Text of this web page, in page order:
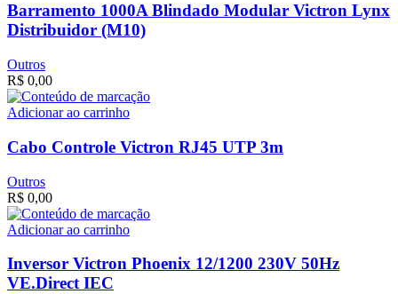
Barramento 1000A Blindado Modular Victron Lynx
Distribuidor (M10)
Outros
R$ 0,00
Adicionar ao carrinho
Cabo Controle Victron RJ45 UTP 3m
Outros
R$ 0,00
Adicionar ao carrinho
Inversor Victron Phoenix 12/1200 230V 50Hz
VE.Direct IEC